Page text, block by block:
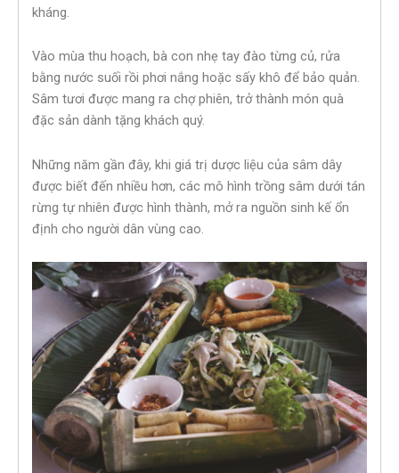
kháng.
Vào mùa thu hoạch, bà con nhẹ tay đào từng củ, rửa
bằng nước suối rồi phơi nắng hoặc sấy khô để bảo quản.
Sâm tươi được mang ra chợ phiên, trở thành món quà
đặc sản dành tặng khách quý.
Những năm gần đây, khi giá trị dược liệu của sâm dây
được biết đến nhiều hơn, các mô hình trồng sâm dưới tán
rừng tự nhiên được hình thành, mở ra nguồn sinh kế ổn
định cho người dân vùng cao.